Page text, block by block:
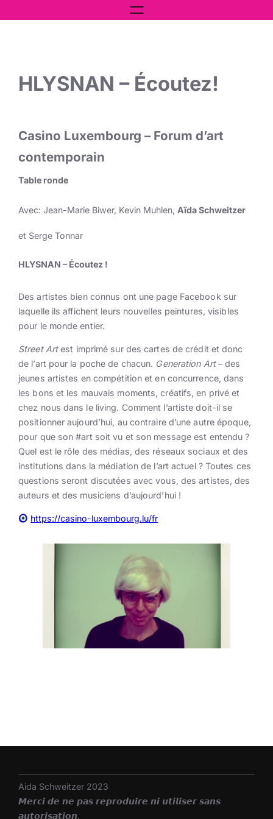
au
HLYSNAN – Écoutez!
Casino Luxembourg – Forum d’art
contemporain
Table ronde
Avec: Jean-Marie Biwer, Kevin Muhlen, Aïda Schweitzer
et Serge Tonnar
HLYSNAN – Écoutez !
Des artistes bien connus ont une page Facebook sur
laquelle ils affichent leurs nouvelles peintures, visibles
pour le monde entier.
Street Artest imprimé sur des cartes de crédit et donc
de l’art pour la poche de chacun. Generation Art– des
jeunes artistes en compétition et en concurrence, dans
les bons et les mauvais moments, créatifs, en privé et
chez nous dans le living. Comment l’artiste doit-il se
positionner aujourd’hui, au contraire d’une autre époque,
pour que son #art soit vu et son message est entendu ?
Quel est le rôle des médias, des réseaux sociaux et des
institutions dans la médiation de l’art actuel ? Toutes ces
questions seront discutées avec vous, des artistes, des
auteurs et des musiciens d’aujourd’hui !
https://casino-luxembourg.lu/fr
Aida Schweitzer 2023
𝙈𝙚𝙧𝙘𝙞 𝙙𝙚 𝙣𝙚 𝙥𝙖𝙨 𝙧𝙚𝙥𝙧𝙤𝙙𝙪𝙞𝙧𝙚 𝙣𝙞 𝙪𝙩𝙞𝙡𝙞𝙨𝙚𝙧 𝙨𝙖𝙣𝙨
𝙖𝙪𝙩𝙤𝙧𝙞𝙨𝙖𝙩𝙞𝙤𝙣.